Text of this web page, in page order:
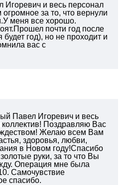
Игоревич и весь персонал
за то, что вернули
меня все хорошо.
почти год после
год), но не проходит и
вас с
Павел Игоревич и весь
Поздравляю Вас
Желаю всем Вам
здоровья, любви,
в Новом году!Спасибо
руки, за то что Вы
Операция мне была
Самочувствие
спасибо.